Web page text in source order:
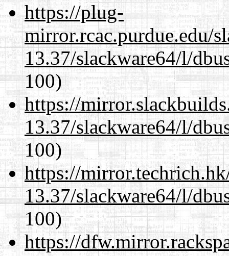
https://plug-
mirror.rcac.purdue.edu/
13.37/slackware64/l/
100)
https://
13.37/slackware64/l/
100)
https://
13.37/slackware64/l/
100)
https://